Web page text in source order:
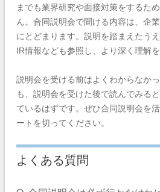
までも業界研究や面接対策をするた
ん。合同説明会で聞ける内容は、企
にとどまります。説明を踏まえたう
IR情報なども参照し、より深く理解
説明会を受ける前はよくわからなか
も、説明会を受けた後で読んでみる
ているはずです。ぜひ合同説明会を
ートを切ってください。
よくある質問